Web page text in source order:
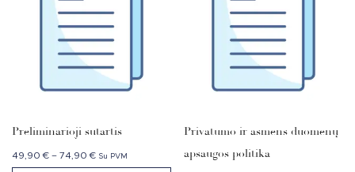
Preliminarioji sutartis
49,90€ – 74,90€ Su PVM
Privatumo ir asmens duomenų
apsaugos politika